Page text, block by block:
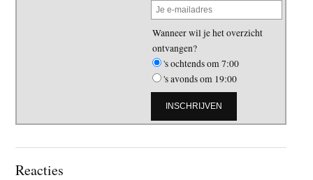
Wanneer wil je het overzicht
ontvangen?
's ochtends om 7:00
's avonds om 19:00
Lees
Reacties